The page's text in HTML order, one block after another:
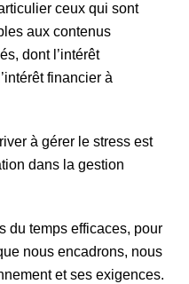
ceux qui sont
aux contenus
dont l’intérêt
financier à
à gérer le stress est
dans la gestion
du temps efficaces, pour
nous encadrons, nous
et ses exigences.